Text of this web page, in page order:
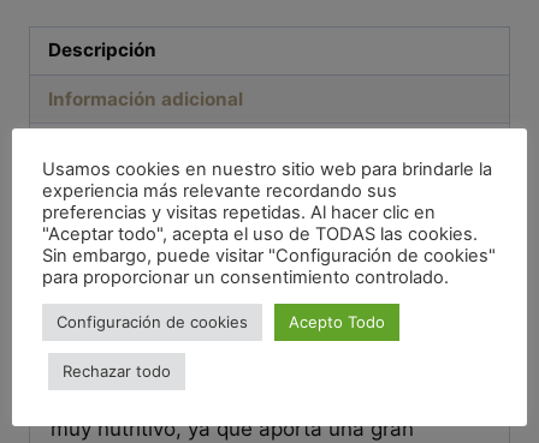
Descripción
Información adicional
Descripción
El couscous integral ecológico es una sémola
de trigo de grano duro, de color marrón claro
y que se presenta en forma de granos.
El couscous integral ecológico es un alimento
muy nutritivo, ya que aporta una gran
Usamos cookies en nuestro sitio web para brindarle la
experiencia más relevante recordando sus
preferencias y visitas repetidas. Al hacer clic en
"Aceptar todo", acepta el uso de TODAS las cookies.
Sin embargo, puede visitar "Configuración de cookies"
para proporcionar un consentimiento controlado.
Configuración de cookies Acepto Todo
Rechazar todo